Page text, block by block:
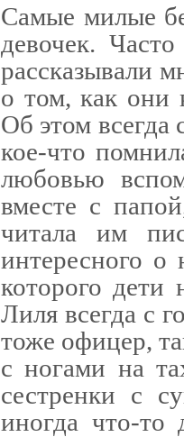
Самые милые
девочек.
рассказывали
о том, как они
Об этом всегда
кое-что
любовью
вместе с
читала им
интересного
которого
Лиля всег­да с
тоже офицер,
с ногами на
сестренки с
иногда что-